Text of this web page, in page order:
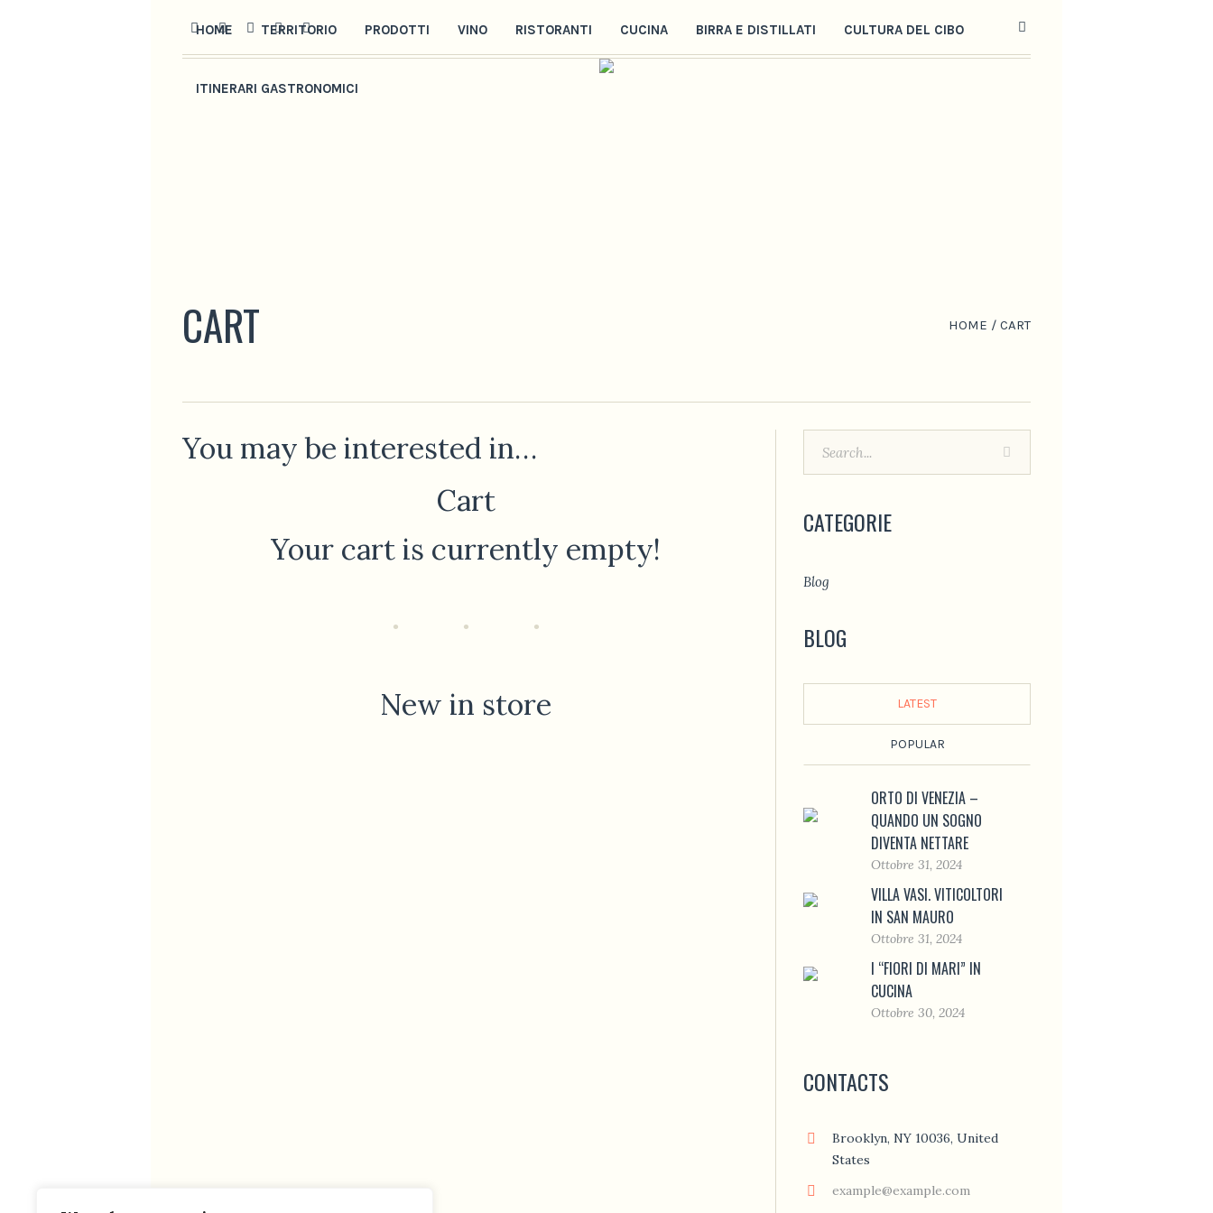
HOME TERRITORIO PRODOTTI VINO RISTORANTI CUCINA BIRRA E DISTILLATI CULTURA DEL CIBO
ITINERARI GASTRONOMICI
CART HOME / CART
You may be interested in…
Cart
Your cart is currently empty!
New in store
CATEGORIE
Blog
BLOG
LATEST
POPULAR
ORTO DI VENEZIA –
QUANDO UN SOGNO
DIVENTA NETTARE
Ottobre 31, 2024
VILLA VASI. VITICOLTORI
IN SAN MAURO
Ottobre 31, 2024
I “FIORI DI MARI” IN
CUCINA
Ottobre 30, 2024
CONTACTS
Brooklyn, NY 10036, United
States
example@example.com